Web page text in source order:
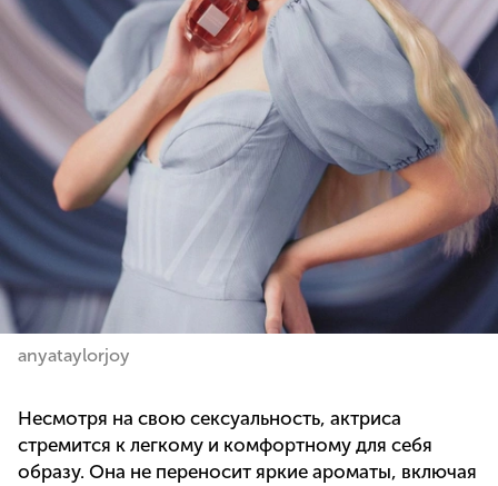
anyataylorjoy
Несмотря на свою сексуальность, актриса
стремится к легкому и комфортному для себя
образу. Она не переносит яркие ароматы, включая